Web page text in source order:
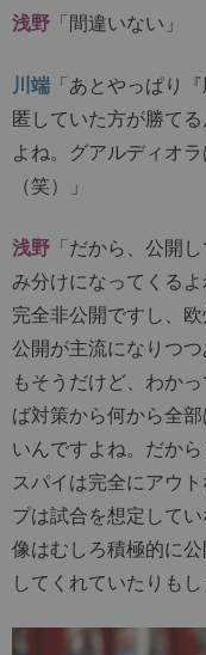
浅野 「間違いない」
川端 「あとやっぱり
匿していた方が勝て
よね。グアルディオ
（笑）」
浅野 「だから、公開
み分けになってくる
完全非公開ですし、
公開が主流になりつ
もそうだけど、わか
ば対策から何から全
いんですよね。だか
スパイは完全にアウ
プは試合を想定して
像はむしろ積極的に
してくれていたりもし